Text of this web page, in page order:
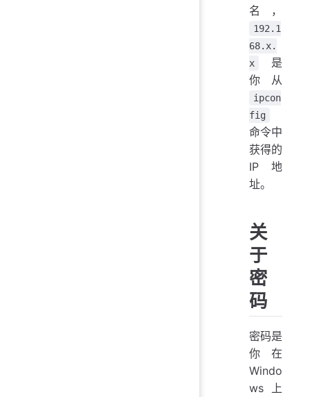
名，
192.1
68.x.
x
是
你从
ipcon
fig
命令中
获得的
IP 地
址。
关
于
密
码
密码是
你在
Windo
ws 上